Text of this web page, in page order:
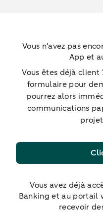
Vous n'avez pas
App et
Vous êtes déjà client
formulaire pour
pourrez alors
communications
Vous avez déjà
Banking et au portail
recevoir